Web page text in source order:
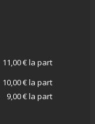
11,00 € la part
10,00 € la part
9,00 € la part